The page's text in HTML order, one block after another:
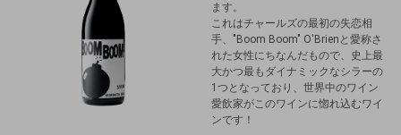
ます。
これはチャールズの最初の失恋相
手、"Boom Boom" O'Brienと愛称さ
れた女性にちなんだもので、史上最
大かつ最もダイナミックなシラーの
1つとなっており、世界中のワイン
愛飲家がこのワインに惚れ込むワイ
ンです！